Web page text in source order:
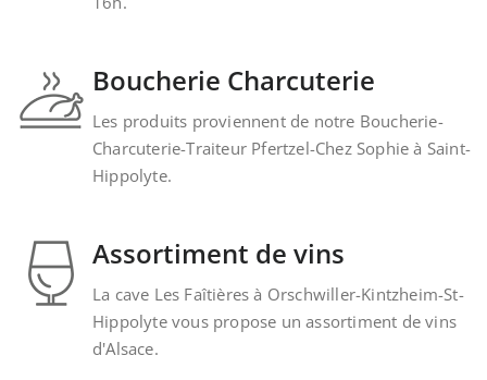
Boucherie Charcuterie
Les produits proviennent de notre Boucherie-
Charcuterie-Traiteur Pfertzel-Chez Sophie à Saint-
Hippolyte.
Assortiment de vins
La cave Les Faîtières à Orschwiller-Kintzheim-St-
Hippolyte vous propose un assortiment de vins
d'Alsace.